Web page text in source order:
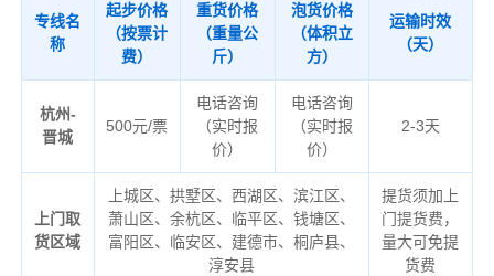
专线名
称
起步价格
（按票计
费）
重货价格
（重量公
斤）
泡货价格
（体积立
方）
运输时效
（天）
杭州-
晋城
500元/票
电话咨询
（实时报
价）
电话咨询
（实时报
价）
2-3天
上门取
货区域
上城区、拱墅区、西湖区、滨江区、
萧山区、余杭区、临平区、钱塘区、
富阳区、临安区、建德市、桐庐县、
淳安县
提货须加上
门提货费，
量大可免提
货费